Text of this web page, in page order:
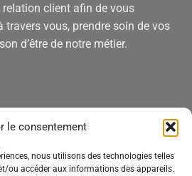
le consentement
nous utilisons des technologies telles
ou accéder aux informations des appareils.
client afin de vous
travers vous, prendre soin de vos
d’être de notre métier.
nouveautés, des offres spéciales